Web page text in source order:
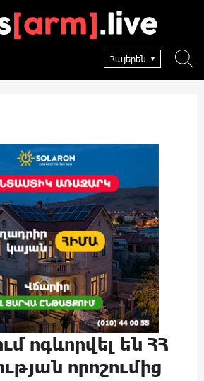
Հայերեն
ոգևորվել են ՀՀ
որոշումից